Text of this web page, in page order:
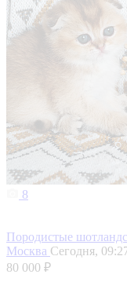
8
Породистые
Москва Сегодня,
80 000 ₽